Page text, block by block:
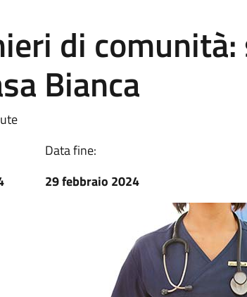
di comunità:
Bianca
Data fine:
29 febbraio 2024